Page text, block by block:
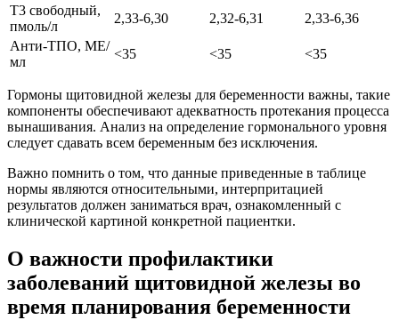
Т3 свободный,
пмоль/л
2,33-6,30 2,32-6,31
2,33-6,36
Анти-ТПО, МЕ/
мл
<35 <35 <35
Гормоны щитовидной железы для беременности важны, такие
компоненты обеспечивают адекватность протекания процесса
вынашивания. Анализ на определение гормонального уровня
следует сдавать всем беременным без исключения.
Важно помнить о том, что данные приведенные в таблице
нормы являются относительными, интерпритацией
результатов должен заниматься врач, ознакомленный с
клинической картиной конкретной пациентки.
О важности профилактики
заболеваний щитовидной железы во
время планирования беременности